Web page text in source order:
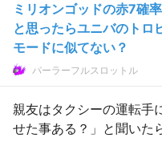
ミリオンゴッドの赤7確
と思ったらユニバのトロ
モードに似てない？
パーラーフルスロットル
親友はタクシーの運転手
せた事ある？」と聞いた